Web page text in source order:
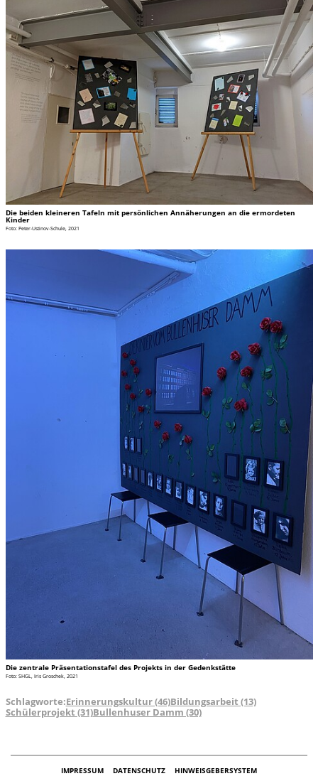
Die beiden kleineren Tafeln mit persönlichen Annäherungen an die ermordeten
Kinder
Foto: Peter-Ustinov-Schule, 2021
Die zentrale Präsentationstafel des Projekts in der Gedenkstätte
Foto: SHGL, Iris Groschek, 2021
Schlagworte:Erinnerungskultur (46)Bildungsarbeit (13)
Schülerprojekt (31)Bullenhuser Damm (30)
IMPRESSUM DATENSCHUTZ HINWEISGEBERSYSTEM